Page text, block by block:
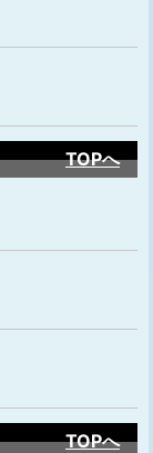
TOPへ
TOPへ